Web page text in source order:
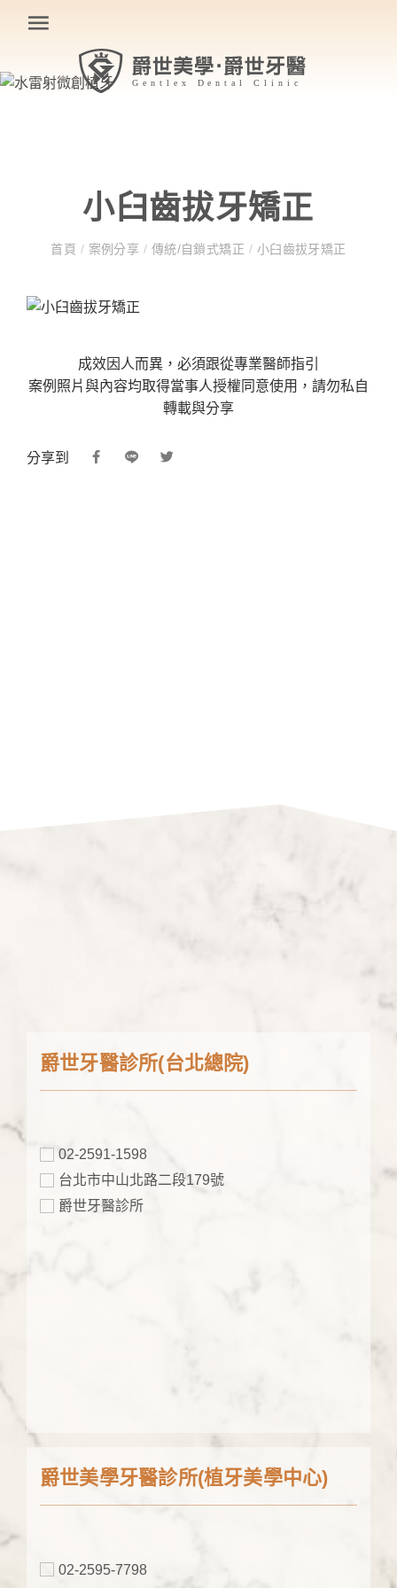
小臼齒拔牙矯正
首頁 / 案例分享 / 傳統/自鎖式矯正 / 小臼齒拔牙矯正
成效因人而異，必須跟從專業醫師指引
案例照片與內容均取得當事人授權同意使用，請勿私自
轉載與分享
分享到
爵世牙醫診所(台北總院)
02-2591-1598
台北市中山北路二段179號
爵世牙醫診所
爵世美學牙醫診所(植牙美學中心)
02-2595-7798